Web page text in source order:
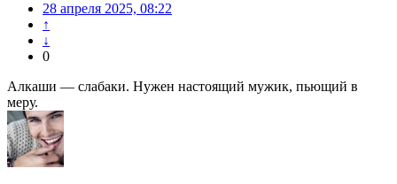
28 апреля 2025, 08:22
↑
↓
0
Алкаши — слабаки. Нужен настоящий мужик, пьющий в
меру.